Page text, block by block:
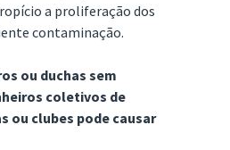
a proliferação dos
contaminação.
ou duchas sem
coletivos de
ou clubes pode causar